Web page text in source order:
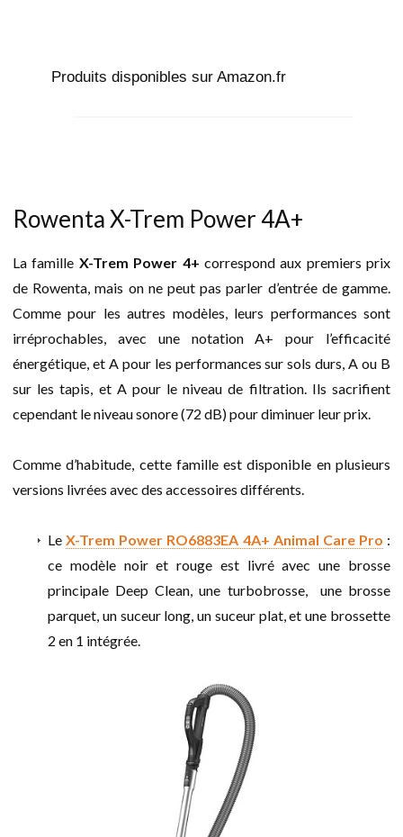
Produits disponibles sur Amazon.fr
Rowenta X-Trem Power 4A+
La famille X-Trem Power 4+ correspond aux premiers prix
de Rowenta, mais on ne peut pas parler d’entrée de gamme.
Comme pour les autres modèles, leurs performances sont
irréprochables, avec une notation A+ pour l’efficacité
énergétique, et A pour les performances sur sols durs, A ou B
sur les tapis, et A pour le niveau de filtration. Ils sacrifient
cependant le niveau sonore (72 dB) pour diminuer leur prix.
Comme d’habitude, cette famille est disponible en plusieurs
versions livrées avec des accessoires différents.
LeX-Trem Power RO6883EA 4A+ Animal Care Pro :
ce modèle noir et rouge est livré avec une brosse
principale Deep Clean, une turbobrosse, une brosse
parquet, un suceur long, un suceur plat, et une brossette
2 en 1 intégrée.